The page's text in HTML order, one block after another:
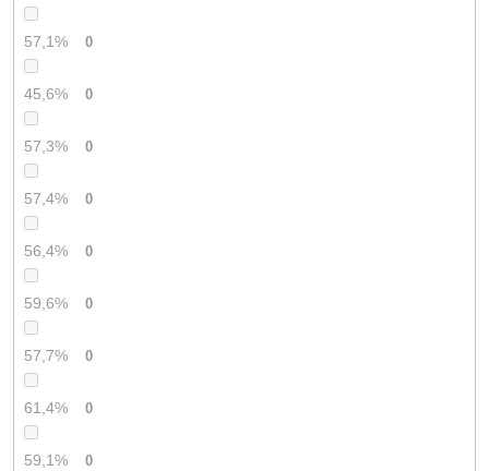
57,1% 0
45,6% 0
57,3% 0
57,4% 0
56,4% 0
59,6% 0
57,7% 0
61,4% 0
59,1% 0